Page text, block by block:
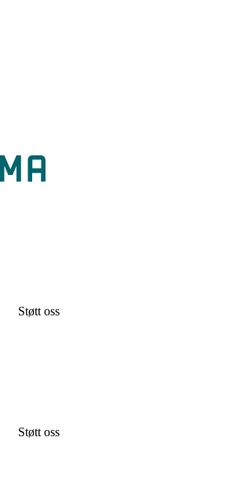
Støtt oss
Støtt oss